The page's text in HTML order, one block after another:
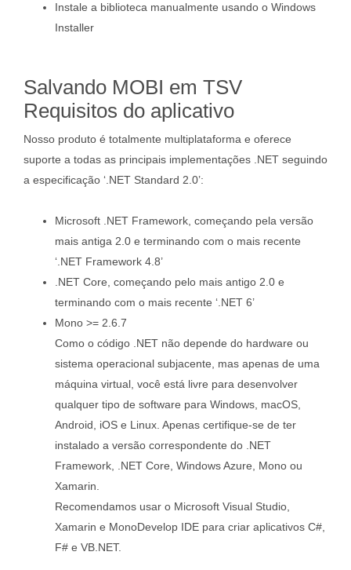
Instale a biblioteca manualmente usando o Windows
Installer
Salvando MOBI em TSV
Requisitos do aplicativo
Nosso produto é totalmente multiplataforma e oferece
suporte a todas as principais implementações .NET seguindo
a especificação ‘.NET Standard 2.0’:
Microsoft .NET Framework, começando pela versão
mais antiga 2.0 e terminando com o mais recente
‘.NET Framework 4.8’
.NET Core, começando pelo mais antigo 2.0 e
terminando com o mais recente ‘.NET 6’
Mono >= 2.6.7
Como o código .NET não depende do hardware ou
sistema operacional subjacente, mas apenas de uma
máquina virtual, você está livre para desenvolver
qualquer tipo de software para Windows, macOS,
Android, iOS e Linux. Apenas certifique-se de ter
instalado a versão correspondente do .NET
Framework, .NET Core, Windows Azure, Mono ou
Xamarin.
Recomendamos usar o Microsoft Visual Studio,
Xamarin e MonoDevelop IDE para criar aplicativos C#,
F# e VB.NET.